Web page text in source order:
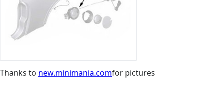
Thanks to new.minimania.comfor pictures